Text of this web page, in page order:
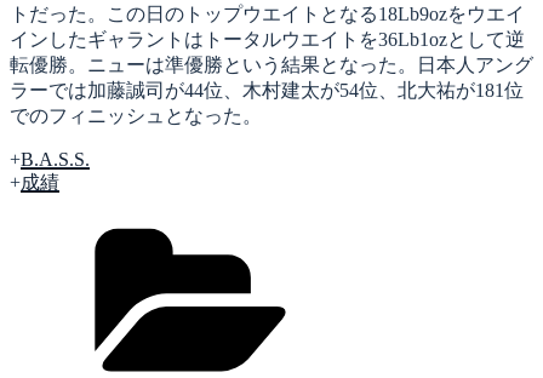
トだった。この日のトップウエイトとなる18Lb9ozをウエイ
インしたギャラントはトータルウエイトを36Lb1ozとして逆
転優勝。ニューは準優勝という結果となった。日本人アング
ラーでは加藤誠司が44位、木村建太が54位、北大祐が181位
でのフィニッシュとなった。
+B.A.S.S.
+成績